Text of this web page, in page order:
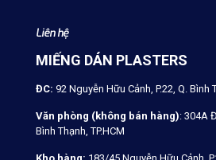
Liên hệ
MIẾNG DÁN PLASTERS
ĐC: 92 Nguyễn Hữu Cảnh, P.22, Q. Bình
Văn phòng (không bán hàng): 304A
Bình Thạnh, TP.HCM